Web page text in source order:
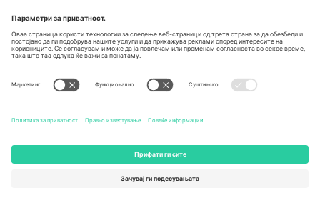
United States
131 Continental Dr, Suite 305,
Newark, Delaware 19713, United
States
Switzerland
Engelberg, Switzerland
Bulgaria
Regus Sofia City West, bul
United Arab Emirates
UAE Dubai Silicon Oasis, DDP
Building A1, Office 302, Dubai,